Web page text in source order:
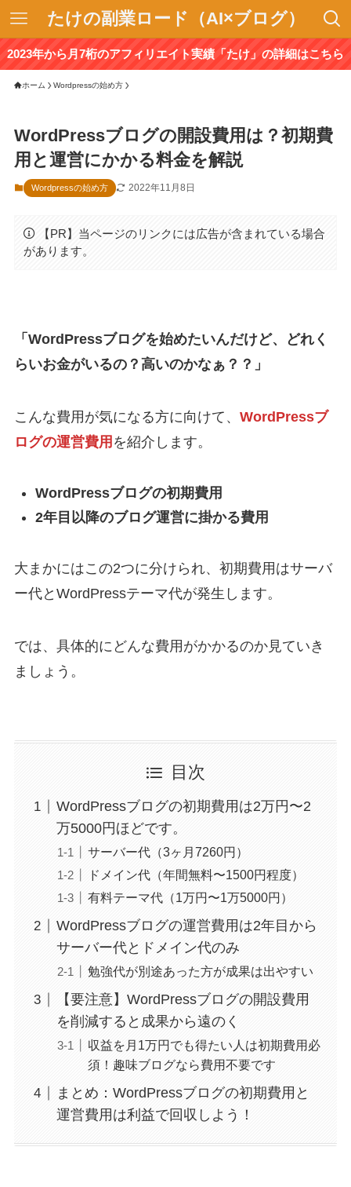
たけの副業ロード（AI×ブログ）
2023年から月7桁のアフィリエイト実績「たけ」の詳細はこちら
ホーム Wordpressの始め方
WordPressブログの開設費用は？初期費
用と運営にかかる料金を解説
Wordpressの始め方 2022年11月8日
【PR】当ページのリンクには広告が含まれている場合
があります。
「WordPressブログを始めたいんだけど、どれく
らいお金がいるの？高いのかなぁ？？」
こんな費用が気になる方に向けて、 WordPressブ
ログの運営費用 を紹介します。
WordPressブログの初期費用
2年目以降のブログ運営に掛かる費用
大まかにはこの2つに分けられ、初期費用はサーバ
ー代とWordPressテーマ代が発生します。
では、具体的にどんな費用がかかるのか見ていき
ましょう。
目次
WordPressブログの初期費用は2万円〜2
万5000円ほどです。
サーバー代（3ヶ月7260円）
ドメイン代（年間無料〜1500円程度）
有料テーマ代（1万円〜1万5000円）
WordPressブログの運営費用は2年目から
サーバー代とドメイン代のみ
勉強代が別途あった方が成果は出やすい
【要注意】WordPressブログの開設費用
を削減すると成果から遠のく
収益を月1万円でも得たい人は初期費用必
須！趣味ブログなら費用不要です
まとめ：WordPressブログの初期費用と
運営費用は利益で回収しよう！